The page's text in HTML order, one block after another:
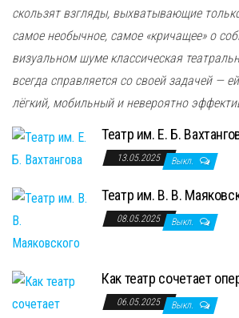
скользят взгляды, выхватывающие
самое необычное, самое «кричащее» о
визуальном шуме классическая
всегда справляется со своей задачей —
лёгкий, мобильный и невероятно
Театр им. Е. Б.
13.05.2025 Выкл.
Театр им. В. В.
08.05.2025 Выкл.
Как театр сочетает
06.05.2025 Выкл.